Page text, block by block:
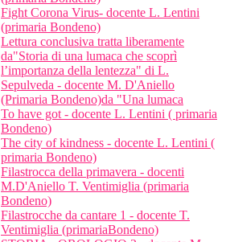
Fight Corona Virus- docente L. Lentini
(primaria Bondeno)
Lettura conclusiva tratta liberamente
da"Storia di una lumaca che scoprì
l’importanza della lentezza" di L.
Sepulveda - docente M. D'Aniello
(Primaria Bondeno)da "Una lumaca
To have got - docente L. Lentini ( primaria
Bondeno)
The city of kindness - docente L. Lentini (
primaria Bondeno)
Filastrocca della primavera - docenti
M.D'Aniello T. Ventimiglia (primaria
Bondeno)
Filastrocche da cantare 1 - docente T.
Ventimiglia (primariaBondeno)